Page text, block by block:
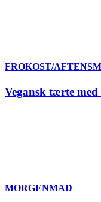
FROKOST/
Vegansk tærte
MORGENMAD